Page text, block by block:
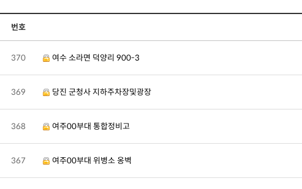
고객센터
번호
370 여수 소라면 덕양리 900-3
369 당진 군청사 지하주차장및광장
368 여주00부대 통합정비고
367 여주00부대 위병소 옹벽